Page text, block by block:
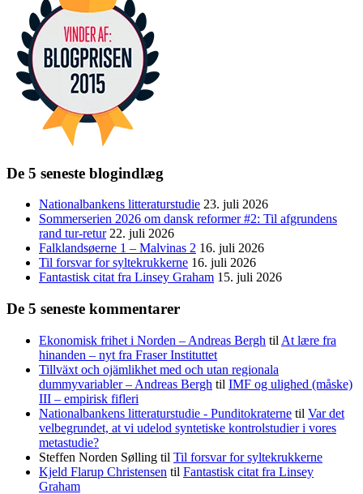
De 5 seneste blogindlæg
Nationalbankens litteraturstudie 23. juli 2026
Sommerserien 2026 om dansk reformer #2: Til afgrundens
rand tur-retur 22. juli 2026
Falklandsøerne 1 – Malvinas 2 16. juli 2026
Til forsvar for syltekrukkerne 16. juli 2026
Fantastisk citat fra Linsey Graham 15. juli 2026
De 5 seneste kommentarer
Ekonomisk frihet i Norden – Andreas Bergh til At lære fra
hinanden – nyt fra Fraser Instituttet
Tillväxt och ojämlikhet med och utan regionala
dummyvariabler – Andreas Bergh til IMF og ulighed (måske)
III – empirisk fifleri
Nationalbankens litteraturstudie - Punditokraterne til Var det
velbegrundet, at vi udelod syntetiske kontrolstudier i vores
metastudie?
Steffen Norden Sølling til Til forsvar for syltekrukkerne
Kjeld Flarup Christensen til Fantastisk citat fra Linsey
Graham